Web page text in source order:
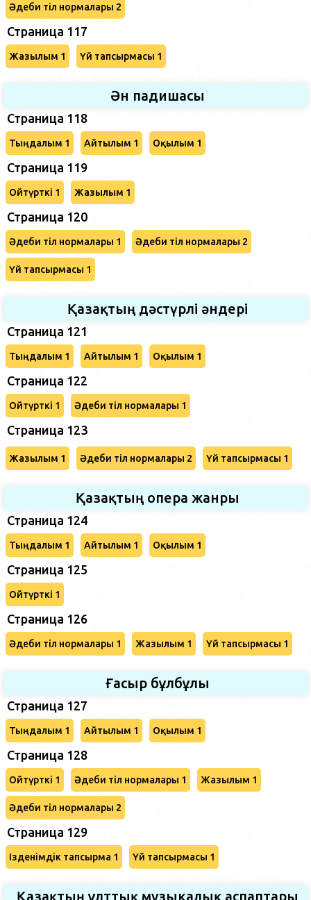
Әдеби тіл нормалары 2
Страница 117
Жазылым 1 Үй тапсырмасы 1
Ән падишасы
Страница 118
Тыңдалым 1 Айтылым 1 Оқылым 1
Страница 119
Ойтүрткі 1 Жазылым 1
Страница 120
Әдеби тіл нормалары 1 Әдеби тіл нормалары 2
Үй тапсырмасы 1
Қазақтың дәстүрлі әндері
Страница 121
Тыңдалым 1 Айтылым 1 Оқылым 1
Страница 122
Ойтүрткі 1 Әдеби тіл нормалары 1
Страница 123
Жазылым 1 Әдеби тіл нормалары 2 Үй тапсырмасы 1
Қазақтың опера жанры
Страница 124
Тыңдалым 1 Айтылым 1 Оқылым 1
Страница 125
Ойтүрткі 1
Страница 126
Әдеби тіл нормалары 1 Жазылым 1 Үй тапсырмасы 1
Ғасыр бұлбұлы
Страница 127
Тыңдалым 1 Айтылым 1 Оқылым 1
Страница 128
Ойтүрткі 1 Әдеби тіл нормалары 1 Жазылым 1
Әдеби тіл нормалары 2
Страница 129
Ізденімдік тапсырма 1 Үй тапсырмасы 1
Қазақтың ұлттық музыкалық аспаптары